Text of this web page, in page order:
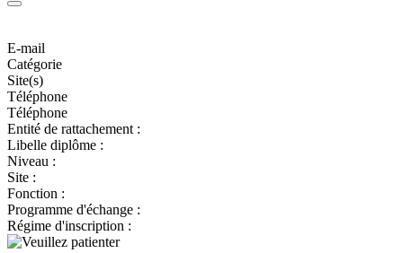
E-mail
Catégorie
Site(s)
Téléphone
Téléphone
Entité de rattachement :
Libelle diplôme :
Niveau :
Site :
Fonction :
Programme d'échange :
Régime d'inscription :